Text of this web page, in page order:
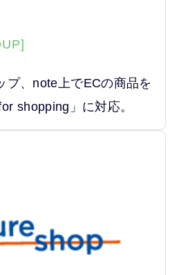
プ、note上でECの商品を
shopping」に対応。